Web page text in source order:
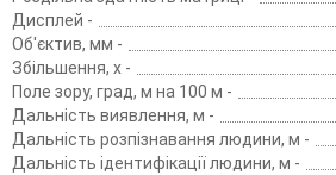
Дисплей -
Об'єктив, мм -
Збільшення, х -
Поле зору, град, м на 100 м -
Дальність виявлення, м -
Дальність розпізнавання людини, м -
Дальність ідентифікації людини, м -